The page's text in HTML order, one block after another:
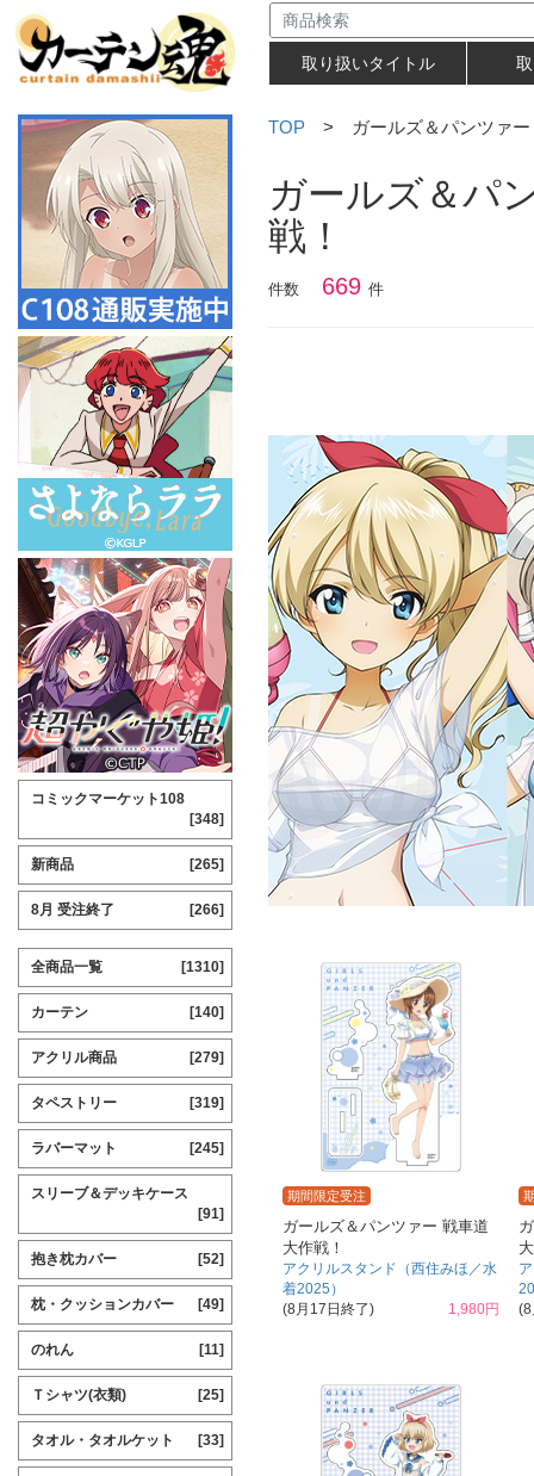
取り扱いタイトル
TOP > ガールズ＆パンツァー
ガールズ＆パ
戦！
件数 669 件
期間限定受注
ガールズ＆パンツァー 戦車道
大作戦！
アクリルスタンド（西住みほ／水
着2025）
(8月17日終了)
1,980円
(8
コミックマーケット108
[348]
新商品 [265]
8月 受注終了 [266]
全商品一覧 [1310]
カーテン [140]
アクリル商品 [279]
タペストリー [319]
ラバーマット [245]
スリーブ＆デッキケース
[91]
抱き枕カバー [52]
枕・クッションカバー [49]
のれん [11]
Ｔシャツ(衣類) [25]
タオル・タオルケット [33]